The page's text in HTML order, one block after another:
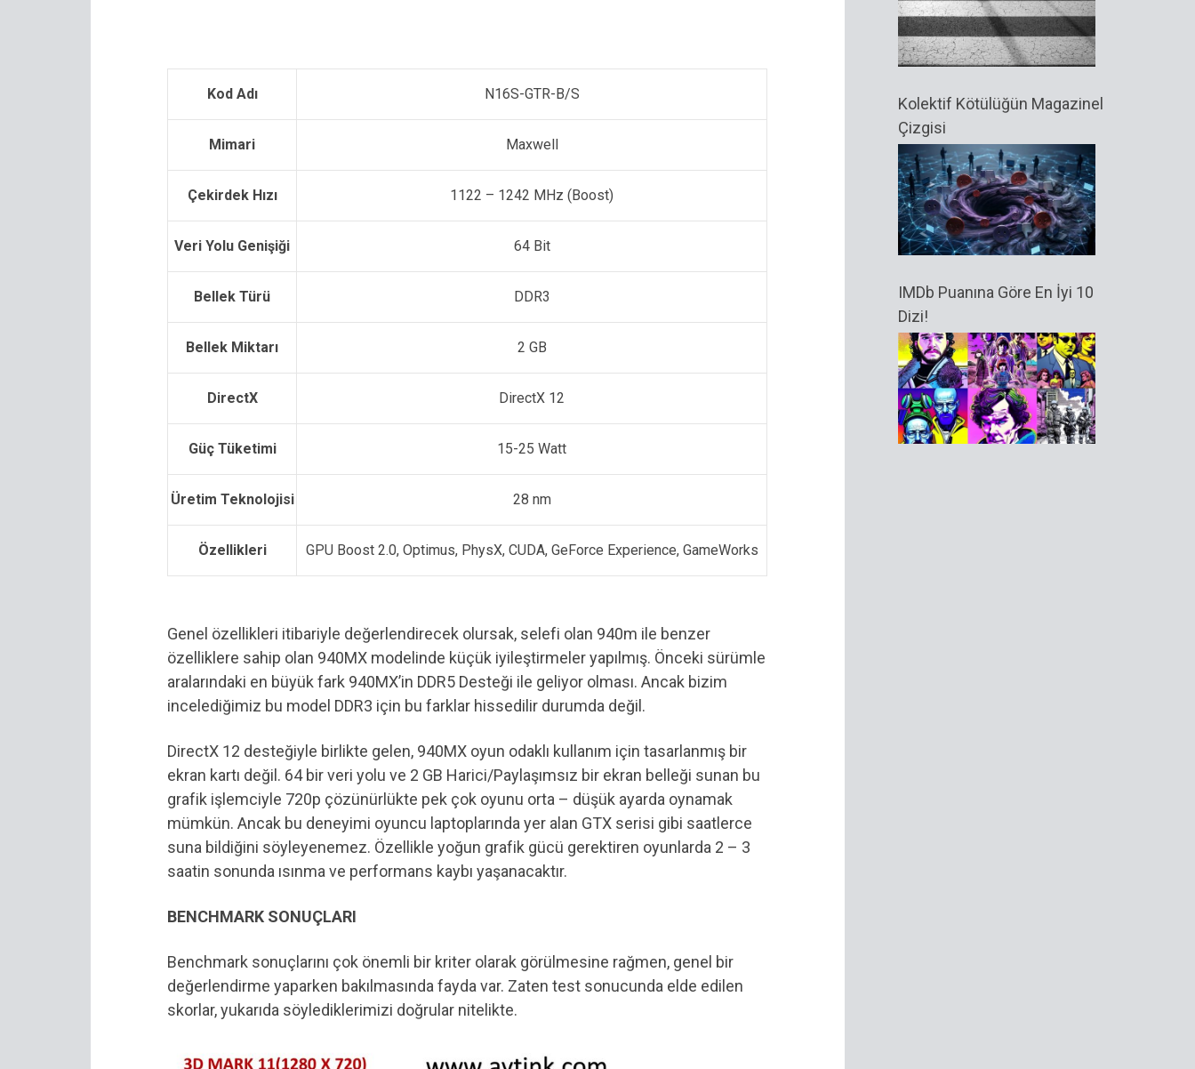
Kod Adı N16S-GTR-B/S
Mimari Maxwell
Çekirdek Hızı 1122 – 1242 MHz (Boost)
Veri Yolu Genişiği 64 Bit
Bellek Türü DDR3
Bellek Miktarı 2 GB
DirectX DirectX 12
Güç Tüketimi 15-25 Watt
Üretim Teknolojisi 28 nm
Özellikleri GPU Boost 2.0, Optimus, PhysX, CUDA, GeForce Experience, GameWorks
Genel özellikleri itibariyle değerlendirecek olursak, selefi olan 940m ile benzer
özelliklere sahip olan 940MX modelinde küçük iyileştirmeler yapılmış. Önceki sürümle
aralarındaki en büyük fark 940MX’in DDR5 Desteği ile geliyor olması. Ancak bizim
incelediğimiz bu model DDR3 için bu farklar hissedilir durumda değil.
DirectX 12 desteğiyle birlikte gelen, 940MX oyun odaklı kullanım için tasarlanmış bir
ekran kartı değil. 64 bir veri yolu ve 2 GB Harici/Paylaşımsız bir ekran belleği sunan bu
grafik işlemciyle 720p çözünürlükte pek çok oyunu orta – düşük ayarda oynamak
mümkün. Ancak bu deneyimi oyuncu laptoplarında yer alan GTX serisi gibi saatlerce
suna bildiğini söyleyenemez. Özellikle yoğun grafik gücü gerektiren oyunlarda 2 – 3
saatin sonunda ısınma ve performans kaybı yaşanacaktır.
BENCHMARK SONUÇLARI
Benchmark sonuçlarını çok önemli bir kriter olarak görülmesine rağmen, genel bir
değerlendirme yaparken bakılmasında fayda var. Zaten test sonucunda elde edilen
skorlar, yukarıda söylediklerimizi doğrular nitelikte.
Kolektif Kötülüğün Magazinel
Çizgisi
IMDb Puanına Göre En İyi 10
Dizi!